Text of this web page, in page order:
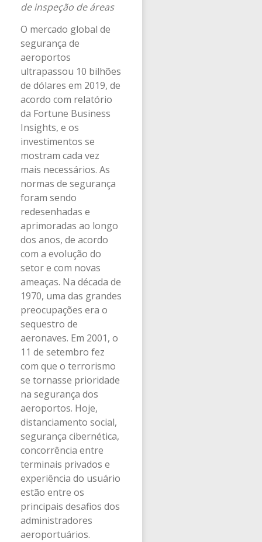
de inspeção de áreas
O mercado global de
segurança de
aeroportos
ultrapassou 10 bilhões
de dólares em 2019, de
acordo com relatório
da Fortune Business
Insights, e os
investimentos se
mostram cada vez
mais necessários. As
normas de segurança
foram sendo
redesenhadas e
aprimoradas ao longo
dos anos, de acordo
com a evolução do
setor e com novas
ameaças. Na década de
1970, uma das grandes
preocupações era o
sequestro de
aeronaves. Em 2001, o
11 de setembro fez
com que o terrorismo
se tornasse prioridade
na segurança dos
aeroportos. Hoje,
distanciamento social,
segurança cibernética,
concorrência entre
terminais privados e
experiência do usuário
estão entre os
principais desafios dos
administradores
aeroportuários.